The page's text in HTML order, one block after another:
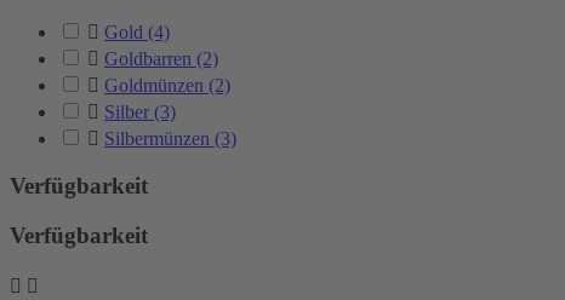
 Gold (4)
 Goldbarren (2)
 Goldmünzen (2)
 Silber (3)
 Silbermünzen (3)
Verfügbarkeit
Verfügbarkeit
 